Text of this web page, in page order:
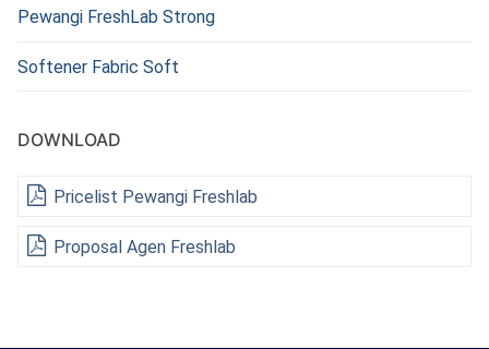
Pewangi FreshLab Strong
Softener Fabric Soft
DOWNLOAD
Pricelist Pewangi Freshlab
Proposal Agen Freshlab